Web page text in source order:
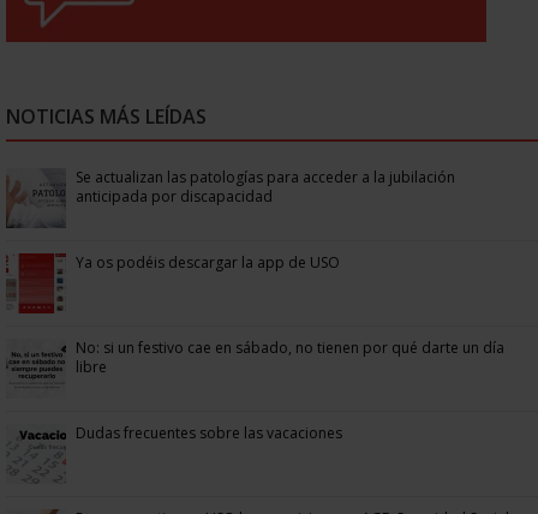
NOTICIAS MÁS LEÍDAS
Se actualizan las patologías para acceder a la jubilación
anticipada por discapacidad
Ya os podéis descargar la app de USO
No: si un festivo cae en sábado, no tienen por qué darte un día
libre
Dudas frecuentes sobre las vacaciones